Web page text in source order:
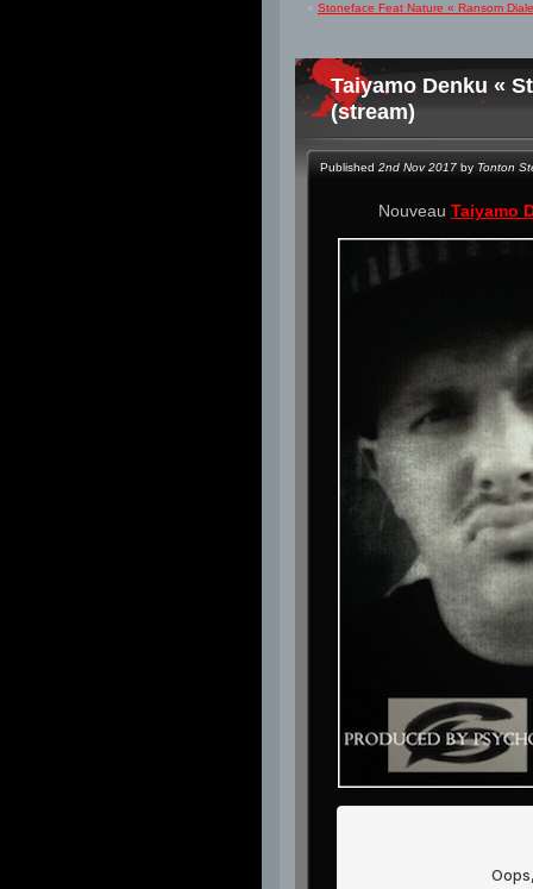
« Stoneface Feat Nature « Ransom
Taiyamo Denku «
(stream)
Published 2nd Nov 2017 by Tonton
Nouveau Taiyamo